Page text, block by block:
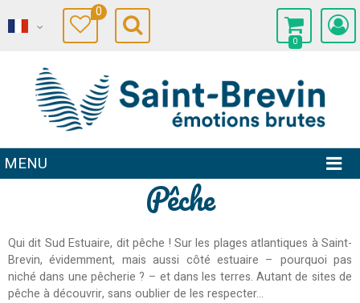
0
0
MENU
Pêche
Qui dit Sud Estuaire, dit pêche ! Sur les plages atlantiques à Saint-
Brevin, évidemment, mais aussi côté estuaire – pourquoi pas
niché dans une pêcherie ? – et dans les terres. Autant de sites de
pêche à découvrir, sans oublier de les respecter...